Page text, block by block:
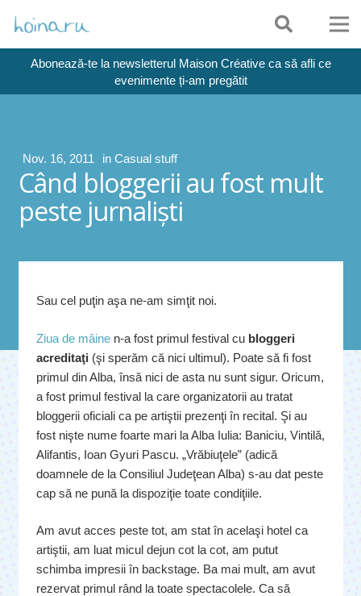
Abonează-te la newsletterul Maison Créative ca să afli ce
evenimente ți-am pregătit
Nov. 16, 2011 in Casual stuff
Când bloggerii au fost mult
peste jurnalişti
Sau cel puţin aşa ne-am simţit noi.
Ziua de mâine n-a fost primul festival cu bloggeri
acreditaţi (şi sperăm că nici ultimul). Poate să fi fost
primul din Alba, însă nici de asta nu sunt sigur. Oricum,
a fost primul festival la care organizatorii au tratat
bloggerii oficiali ca pe artiştii prezenţi în recital. Şi au
fost nişte nume foarte mari la Alba Iulia: Baniciu, Vintilă,
Alifantis, Ioan Gyuri Pascu. „Vrăbiuţele” (adică
doamnele de la Consiliul Judeţean Alba) s-au dat peste
cap să ne pună la dispoziţie toate condiţiile.
Am avut acces peste tot, am stat în acelaşi hotel ca
artiştii, am luat micul dejun cot la cot, am putut
schimba impresii în backstage. Ba mai mult, am avut
rezervat primul rând la toate spectacolele. Ca să